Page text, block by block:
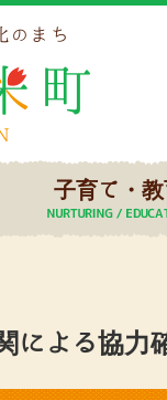
子育て・
による協力